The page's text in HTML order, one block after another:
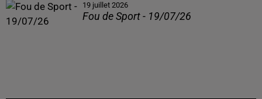
19 juillet 2026
Fou de Sport - 19/07/26